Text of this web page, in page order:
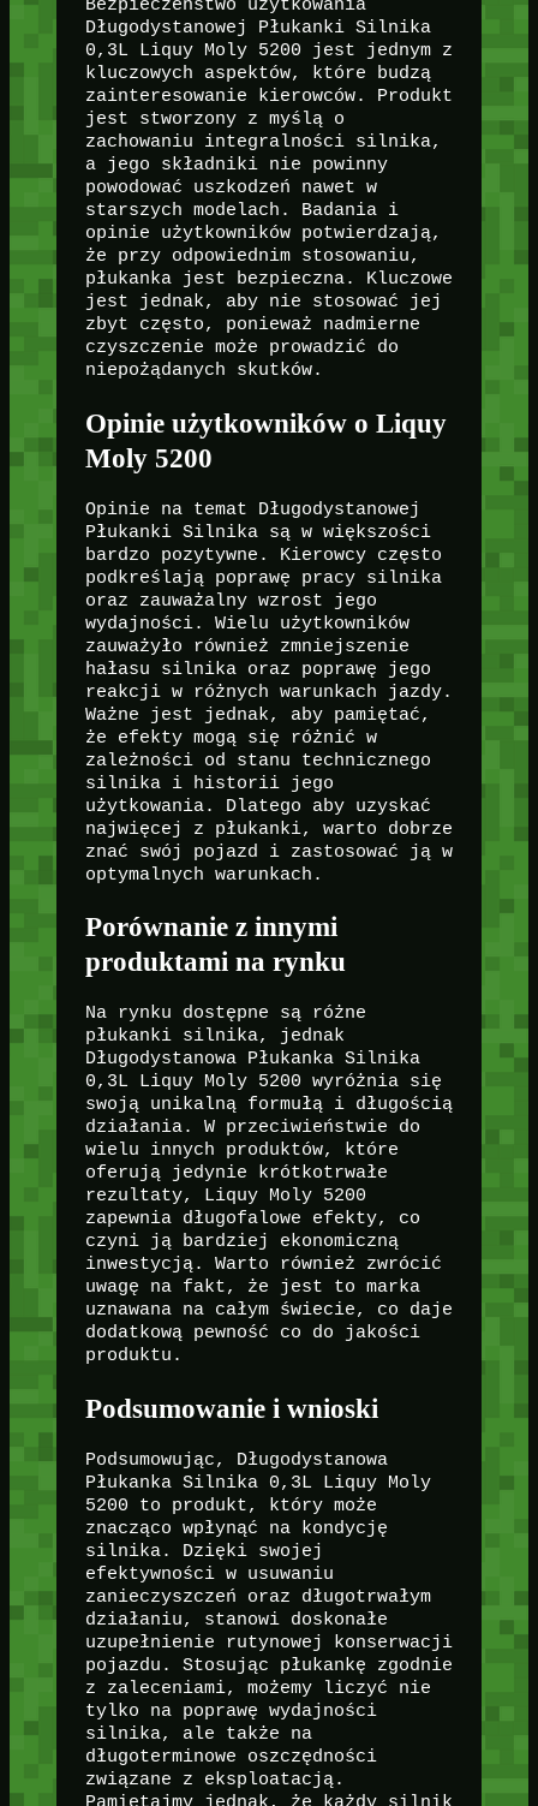
Bezpieczeństwo użytkowania
Długodystanowej Płukanki Silnika
0,3L Liquy Moly 5200 jest jednym z
kluczowych aspektów, które budzą
zainteresowanie kierowców. Produkt
jest stworzony z myślą o
zachowaniu integralności silnika,
a jego składniki nie powinny
powodować uszkodzeń nawet w
starszych modelach. Badania i
opinie użytkowników potwierdzają,
że przy odpowiednim stosowaniu,
płukanka jest bezpieczna. Kluczowe
jest jednak, aby nie stosować jej
zbyt często, ponieważ nadmierne
czyszczenie może prowadzić do
niepożądanych skutków.
Opinie użytkowników o Liquy
Moly 5200
Opinie na temat Długodystanowej
Płukanki Silnika są w większości
bardzo pozytywne. Kierowcy często
podkreślają poprawę pracy silnika
oraz zauważalny wzrost jego
wydajności. Wielu użytkowników
zauważyło również zmniejszenie
hałasu silnika oraz poprawę jego
reakcji w różnych warunkach jazdy.
Ważne jest jednak, aby pamiętać,
że efekty mogą się różnić w
zależności od stanu technicznego
silnika i historii jego
użytkowania. Dlatego aby uzyskać
najwięcej z płukanki, warto dobrze
znać swój pojazd i zastosować ją w
optymalnych warunkach.
Porównanie z innymi
produktami na rynku
Na rynku dostępne są różne
płukanki silnika, jednak
Długodystanowa Płukanka Silnika
0,3L Liquy Moly 5200 wyróżnia się
swoją unikalną formułą i długością
działania. W przeciwieństwie do
wielu innych produktów, które
oferują jedynie krótkotrwałe
rezultaty, Liquy Moly 5200
zapewnia długofalowe efekty, co
czyni ją bardziej ekonomiczną
inwestycją. Warto również zwrócić
uwagę na fakt, że jest to marka
uznawana na całym świecie, co daje
dodatkową pewność co do jakości
produktu.
Podsumowanie i wnioski
Podsumowując, Długodystanowa
Płukanka Silnika 0,3L Liquy Moly
5200 to produkt, który może
znacząco wpłynąć na kondycję
silnika. Dzięki swojej
efektywności w usuwaniu
zanieczyszczeń oraz długotrwałym
działaniu, stanowi doskonałe
uzupełnienie rutynowej konserwacji
pojazdu. Stosując płukankę zgodnie
z zaleceniami, możemy liczyć nie
tylko na poprawę wydajności
silnika, ale także na
długoterminowe oszczędności
związane z eksploatacją.
Pamiętajmy jednak, że każdy silnik